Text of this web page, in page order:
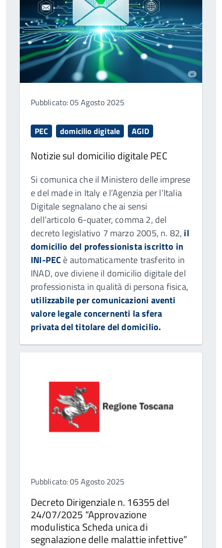
Pubblicato: 05 Agosto 2025
PEC domicilio digitale AGID
Notizie sul domicilio digitale PEC
Si comunica che il Ministero delle imprese
e del made in Italy e l’Agenzia per l’Italia
Digitale segnalano che ai sensi
dell’articolo 6-quater, comma 2, del
decreto legislativo 7 marzo 2005, n. 82, il
domicilio del professionista iscritto in
INI-PEC è automaticamente trasferito in
INAD, ove diviene il domicilio digitale del
professionista in qualità di persona fisica,
utilizzabile per comunicazioni aventi
valore legale concernenti la sfera
privata del titolare del domicilio.
Pubblicato: 05 Agosto 2025
Decreto Dirigenziale n. 16355 del
24/07/2025 “Approvazione
modulistica Scheda unica di
segnalazione delle malattie infettive”